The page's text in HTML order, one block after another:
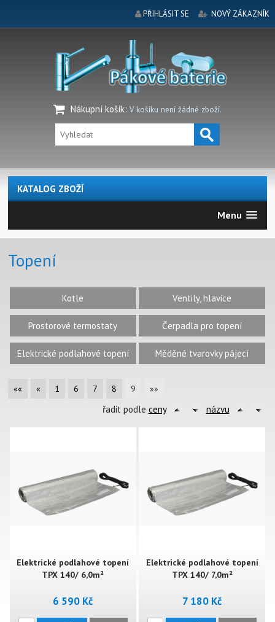
PŘIHLÁSIT SE NOVÝ ZÁKAZNÍK
Nákupní košík: V košíku není žádné zboží.
KATALOG ZBOŽÍ
Menu
Topení
Kotle Ventily, hlavice
Prostorové termostaty Čerpadla pro topení
Elektrické podlahové topení Měděné tvarovky pájecí
«« « 1 6 7 8 9 »»
řadit podle ceny názvu
Elektrické podlahové topení
TPX 140/ 6,0m²
6 590 Kč
Elektrické podlahové topení
TPX 140/ 7,0m²
7 180 Kč